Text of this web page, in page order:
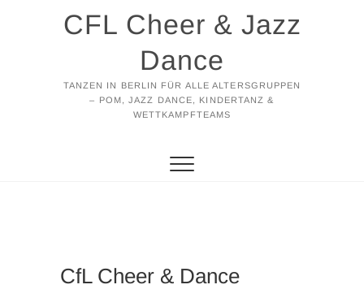
CFL Cheer & Jazz
Dance
TANZEN IN BERLIN FÜR ALLE ALTERSGRUPPEN
– POM, JAZZ DANCE, KINDERTANZ &
WETTKAMPFTEAMS
CfL Cheer & Dance